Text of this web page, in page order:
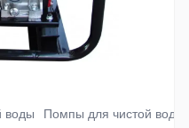
воды Помпы для чистой воды